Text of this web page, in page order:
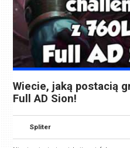
Wiecie, jaką postacią
Full AD Sion!
Spliter